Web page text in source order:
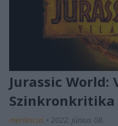
Jurassic World:
Szinkronkritika
merlinicus • 2022. június 08.